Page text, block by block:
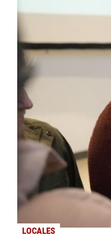
LOCALES